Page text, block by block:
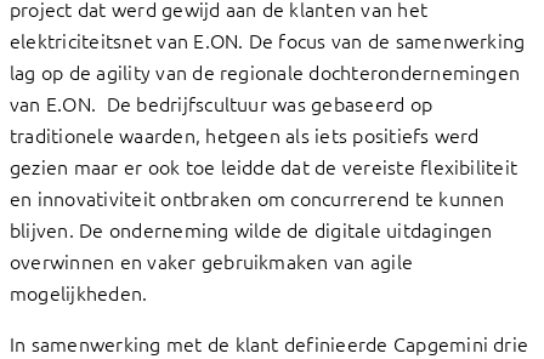
project dat werd gewijd aan de klanten van het
elektriciteitsnet van E.ON. De focus van de samenwerking
lag op de agility van de regionale dochterondernemingen
van E.ON. De bedrijfscultuur was gebaseerd op
traditionele waarden, hetgeen als iets positiefs werd
gezien maar er ook toe leidde dat de vereiste flexibiliteit
en innovativiteit ontbraken om concurrerend te kunnen
blijven. De onderneming wilde de digitale uitdagingen
overwinnen en vaker gebruikmaken van agile
mogelijkheden.
In samenwerking met de klant definieerde Capgemini drie